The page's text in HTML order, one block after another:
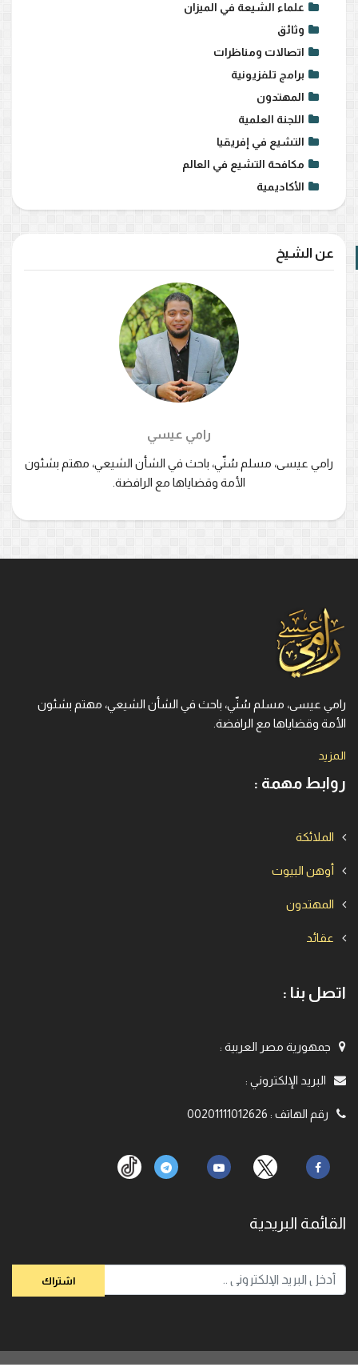
علماء الشيعة في الميزان
وثائق
اتصالات ومناظرات
برامج تلفزيونية
المهتدون
اللجنة العلمية
التشيع في إفريقيا
مكافحة التشيع في العالم
الأكاديمية
عن الشيخ
رامي عيسي
رامي عيسى، مسلم سُنّي، باحث في الشأن الشيعي، مهتم بشئون
الأمة وقضاياها مع الرافضة.
رامي عيسى، مسلم سُنّي، باحث في الشأن الشيعي، مهتم بشئون
الأمة وقضاياها مع الرافضة.
المزيد
روابط مهمة :
الملائكة
أوهن البيوت
المهتدون
عقائد
اتصل بنا :
جمهورية مصر العربية :
البريد الإلكتروني :
رقم الهاتف :
00201111012626
القائمة البريدية